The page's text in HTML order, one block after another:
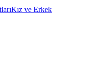
Kız ve Erkek